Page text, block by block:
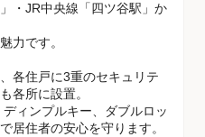
・JR中央線「四ツ谷駅」か
力です。
各住戸に3重のセキュリテ
各所に設置。
ィンプルキー、ダブルロッ
居住者の安心を守ります。